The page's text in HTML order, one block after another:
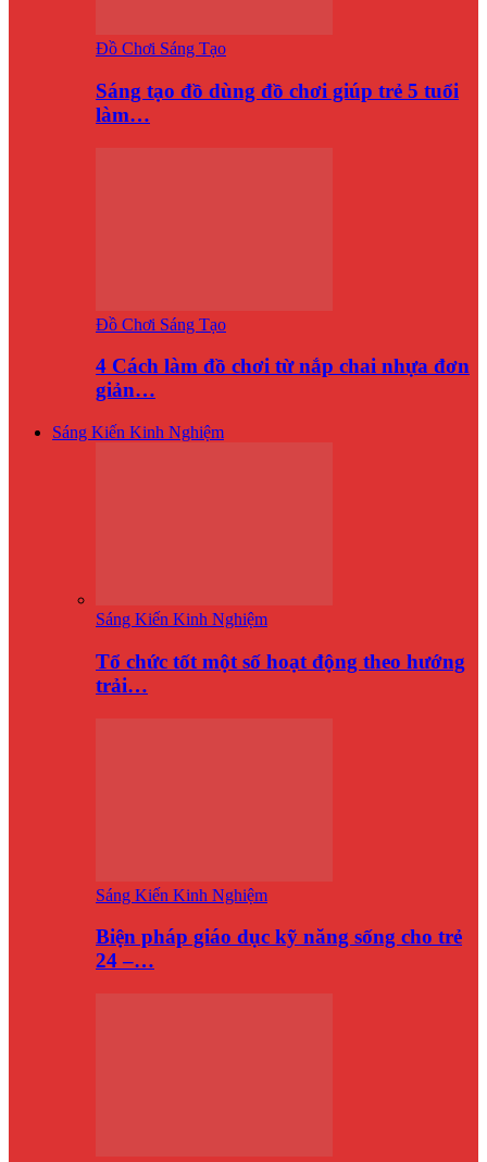
Đồ Chơi Sáng Tạo
Sáng tạo đồ dùng đồ chơi giúp trẻ 5 tuổi
làm…
Đồ Chơi Sáng Tạo
4 Cách làm đồ chơi từ nắp chai nhựa đơn
giản…
Sáng Kiến Kinh Nghiệm
Sáng Kiến Kinh Nghiệm
Tổ chức tốt một số hoạt động theo hướng
trải…
Sáng Kiến Kinh Nghiệm
Biện pháp giáo dục kỹ năng sống cho trẻ
24 –…